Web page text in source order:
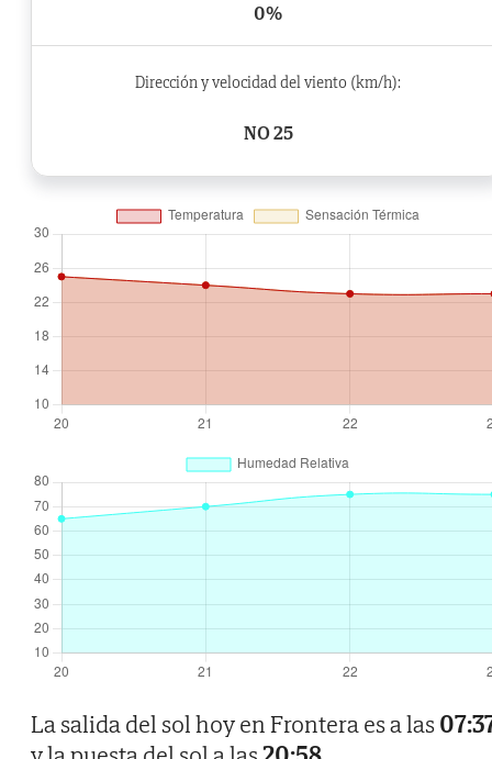
0%
Dirección y velocidad del viento (km/h):
NO 25
La salida del sol hoy en Frontera es a las